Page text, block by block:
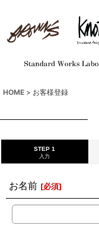
HOME > お客様登録
STEP 1
入力
お名前 [必須]